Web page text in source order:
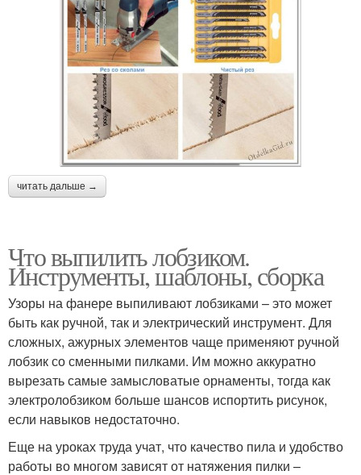
читать дальше →
Что выпилить лобзиком.
Инструменты, шаблоны, сборка
Узоры на фанере выпиливают лобзиками – это может
быть как ручной, так и электрический инструмент. Для
сложных, ажурных элементов чаще применяют ручной
лобзик со сменными пилками. Им можно аккуратно
вырезать самые замысловатые орнаменты, тогда как
электролобзиком больше шансов испортить рисунок,
если навыков недостаточно.
Еще на уроках труда учат, что качество пила и удобство
работы во многом зависят от натяжения пилки –